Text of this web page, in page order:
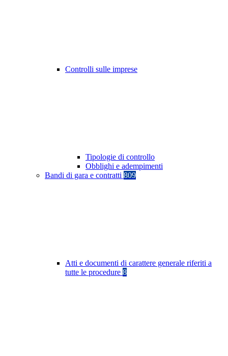
Controlli sulle imprese
Tipologie di controllo
Obblighi e adempimenti
Bandi di gara e contratti 809
Atti e documenti di carattere generale riferiti a
tutte le procedure 8